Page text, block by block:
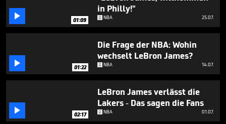
seconds
 01:09
in Philly!"
NBA 25.07.
 01:22
Die Frage der NBA: Wohin
wechselt LeBron James?
NBA 14.07.
 02:17
LeBron James verlässt die
Lakers - Das sagen die Fans
NBA 01.07.